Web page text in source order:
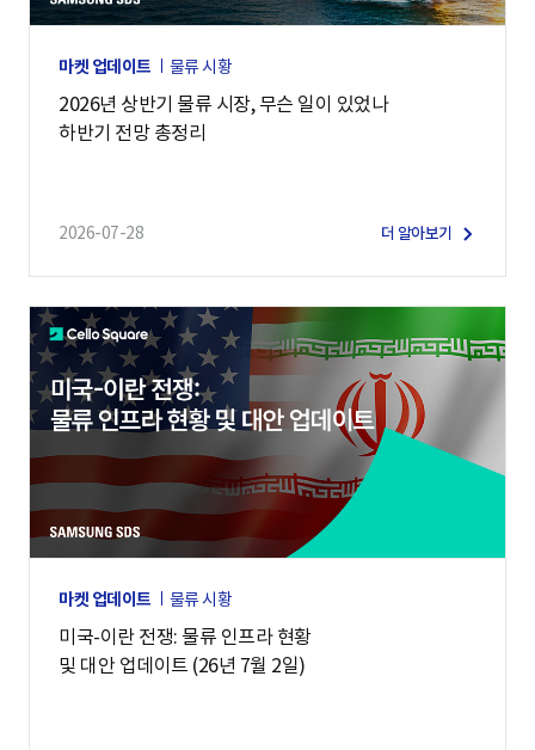
마켓 업데이트 물류 시황
2026년 상반기 물류 시장, 무슨 일이 있었나
하반기 전망 총정리
2026-07-28 더 알아보기
마켓 업데이트 물류 시황
미국-이란 전쟁: 물류 인프라 현황
및 대안 업데이트 (26년 7월 2일)